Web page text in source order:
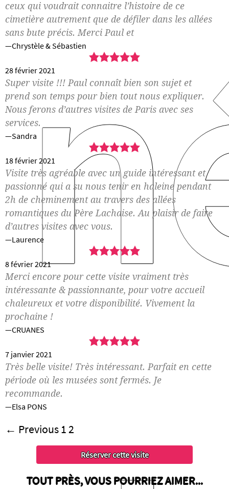
ceux qui voudrait connaitre l’histoire de ce
cimetière autrement que de défiler dans les allées
sans bute précis. Merci Paul et
Chrystèle & Sébastien
5,0
28 février 2021
Super visite !!! Paul connaît bien son sujet et
prend son temps pour bien tout nous expliquer.
Nous ferons d’autres visites de Paris avec ses
services.
Sandra
5,0
rating
18 février 2021
Visite très agréable avec un guide intéressant et
passionné qui a su nous tenir en haleine pendant
2h de cheminement au travers des allées
romantiques du Père Lachaise. Au plaisir de faire
d’autres visites avec vous.
Laurence
5,0
8 février 2021
Merci encore pour cette visite vraiment très
intéressante & passionnante, pour votre accueil
chaleureux et votre disponibilité. Vivement la
prochaine !
CRUANES
5,0
7 janvier 2021
Très belle visite! Très intéressant. Parfait en cette
période où les musées sont fermés. Je
recommande.
Elsa PONS
Site
← Previous Page
1 Page
2
TOUT PRÈS, VOUS POURRIEZ AIMER...